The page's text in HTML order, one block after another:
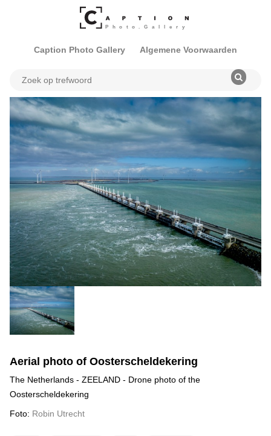
Caption Photo Gallery Algemene Voorwaarden
Aerial photo of Oosterscheldekering
The Netherlands - ZEELAND - Drone photo of the
Oosterscheldekering
Foto: Robin Utrecht